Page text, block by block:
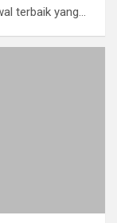
terbaik yang…